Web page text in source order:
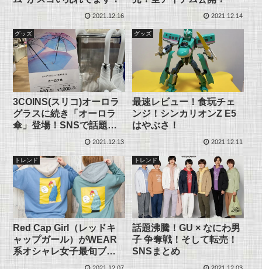
2021.12.16 2021.12.14
グッズ
3COINS(スリコ)オーロラ
グラスに続き「オーロラ
傘」登場！SNSで話題
2021.12.13
グッズ
最速レビュー！食玩チェ
ンジ！シンカリオンZ E5
はやぶさ！
2021.12.11
トレンド
Red Cap Girl（レッドキ
ャップガール）がWEAR
系オシャレ女子最旬ブラ
ンド！
トレンド
話題沸騰！GU × なにわ男
子 争奪戦！そして転売！
SNSまとめ